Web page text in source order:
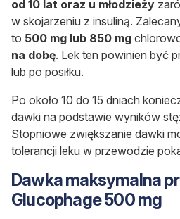
od 10 lat oraz u młodzieży
w skojarzeniu z insuliną.
to 500 mg lub 850 mg
na dobę. Lek ten powinien być
lub po posiłku.
Po około 10 do 15 dniach
dawki na podstawie wyników
Stopniowe zwiększanie dawki
tolerancji leku w przewodzie
Dawka maksymalna
Glucophage 500 mg